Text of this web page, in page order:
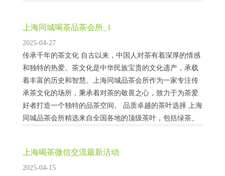
上海同城喝茶品茶会所_1
2025-04-27
传承千年的茶文化 自古以来，中国人对茶有着深厚的情感
和独特的热爱。茶文化是中华民族宝贵的文化遗产，承载
着丰富的历史和智慧。上海同城品茶会所作为一家专注传
承茶文化的场所，秉承着对茶的敬畏之心，致力于为茶爱
好者打造一个独特的品茶空间。 品质卓越的茶叶选择 上海
同城品茶会所精选来自全国各地的顶级茶叶，包括绿茶、
上海喝茶微信交流最新活动
2025-04-15